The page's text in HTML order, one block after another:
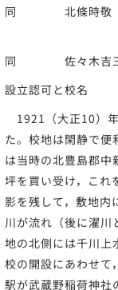
同 北條時敬
同 佐々木吉
設立認可と校名
1921（大正10）
た。校地は閑静で便
は当時の北豊島郡中
坪を買い受け，これ
影を残して，敷地内
川が流れ（後に濯川
地の北側には千川上
校の開設にあわせて
駅が武蔵野稲荷神社